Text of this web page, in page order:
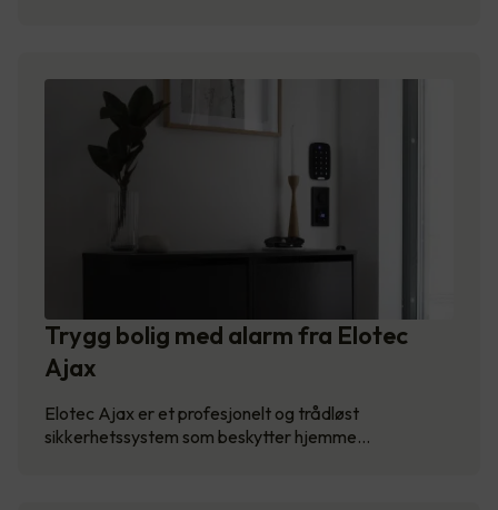
Trygg bolig med alarm fra Elotec
Ajax
Elotec Ajax er et profesjonelt og trådløst
sikkerhetssystem som beskytter hjemme…